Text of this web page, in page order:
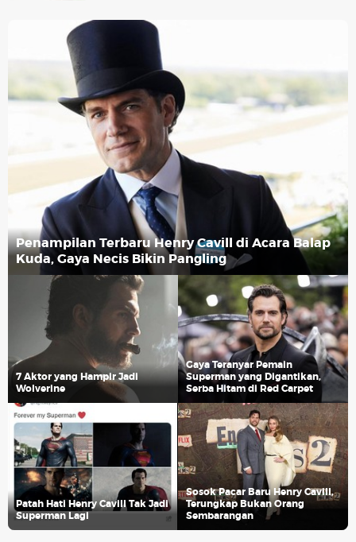
Penampilan Terbaru Henry Cavill di Acara Balap
Kuda, Gaya Necis Bikin Pangling
7 Aktor yang Hampir Jadi
Wolverine
Gaya Teranyar Pemain
Superman yang Digantikan,
Serba Hitam di Red Carpet
Patah Hati Henry Cavill Tak Jadi
Superman Lagi
Sosok Pacar Baru Henry Cavill,
Terungkap Bukan Orang
Sembarangan